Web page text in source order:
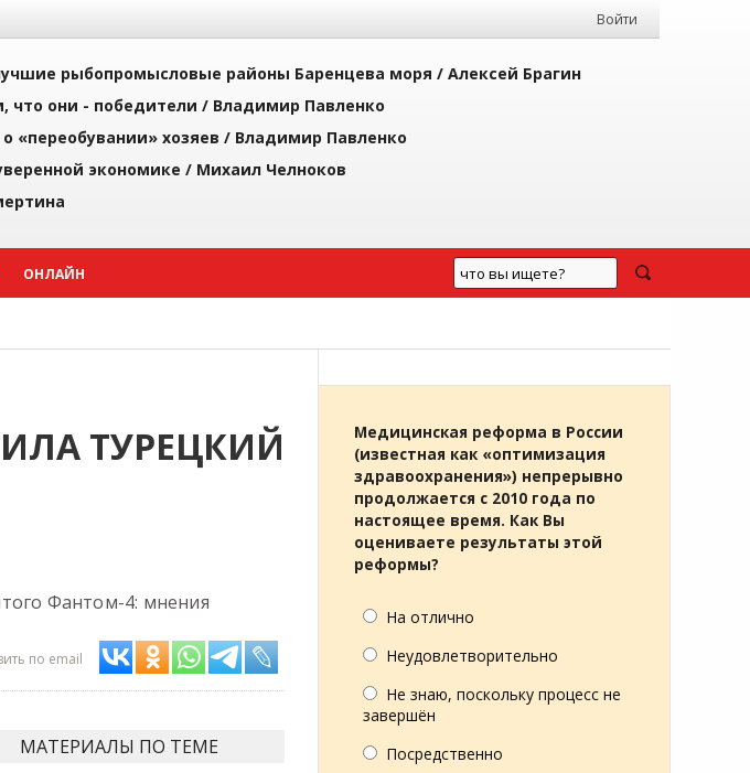
Войти
рыбопромысловые районы Баренцева моря / Алексей Брагин
что они - победители / Владимир Павленко
«переобувании» хозяев / Владимир Павленко
экономике / Михаил Челноков
ОНЛАЙН
ТУРЕЦКИЙ
Фантом-4: мнения
по email
МАТЕРИАЛЫ ПО ТЕМЕ
Медицинская реформа в России
(известная как «оптимизация
здравоохранения») непрерывно
продолжается с 2010 года по
настоящее время. Как Вы
оцениваете результаты этой
реформы?
На отлично
Неудовлетворительно
Не знаю, поскольку процесс не
завершён
Посредственно